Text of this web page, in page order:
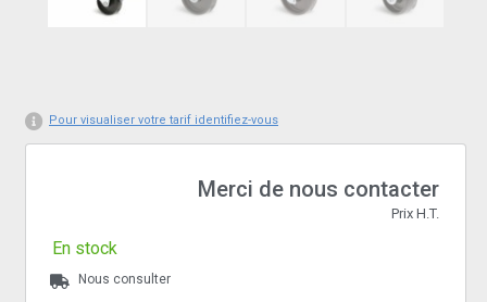
Pour visualiser votre tarif identifiez-vous
Merci de nous contacter
Prix H.T.
En stock
Nous consulter